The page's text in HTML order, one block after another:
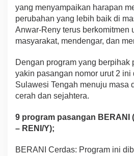
yang menyampaikan harapan
perubahan yang lebih baik di
Anwar-Reny terus berkomitmen
masyarakat, mendengar, dan
Dengan program yang berpihak
yakin pasangan nomor urut 2 ini
Sulawesi Tengah menuju masa
cerah dan sejahtera.
9 program pasangan BERANI
– RENI/Y);
BERANI Cerdas: Program ini